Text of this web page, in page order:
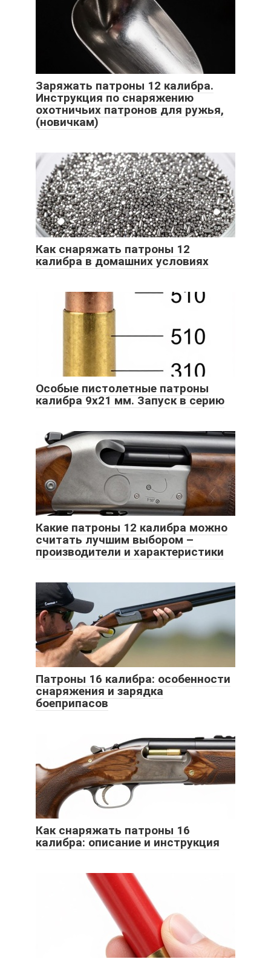
Заряжать патроны 12 калибра.
Инструкция по снаряжению
охотничьих патронов для ружья,
(новичкам)
Как снаряжать патроны 12
калибра в домашних условиях
Особые пистолетные патроны
калибра 9х21 мм. Запуск в серию
Какие патроны 12 калибра можно
считать лучшим выбором –
производители и характеристики
Патроны 16 калибра: особенности
снаряжения и зарядка
боеприпасов
Как снаряжать патроны 16
калибра: описание и инструкция